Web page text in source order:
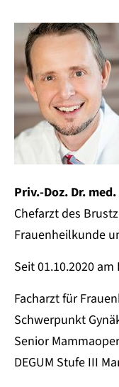
Priv.-Doz. Dr.
Chefarzt des
Frauenheilkunde
Seit 01.10.2020
Facharzt für
Schwerpunkt
Senior
DEGUM Stufe III